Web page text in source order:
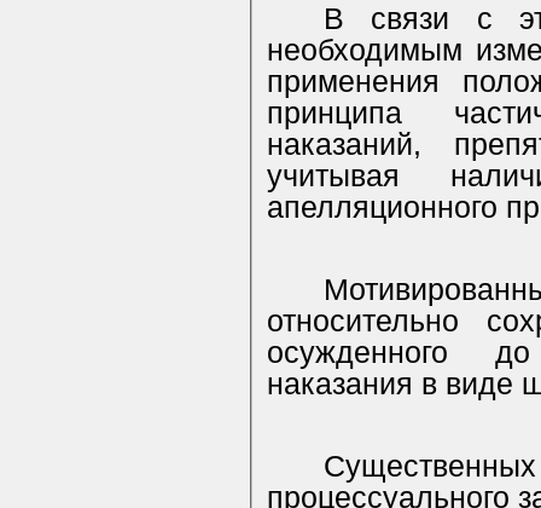
В связи с
необходимым
применения
принципа
наказаний,
учитывая
апелляционного
относительно
осужденного
наказания в виде
процессуального